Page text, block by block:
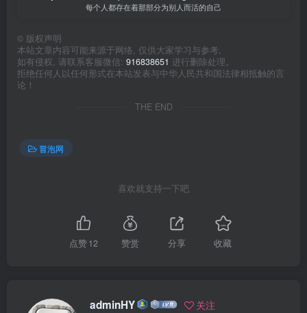
每个人都存在着那部分为别人而活的自己
© 版权声明
本站文章内容可能来源于网络, 仅供大家学习与参考,
如有侵权, 请联系客服微信: 916838651 进行删除处理。
拒绝任何人以任何形式在本站发表与中华人民共和国法律相抵触的言
论！
THE END
冒泡网
喜欢就支持一下吧
点赞12 赞赏 分享 收藏
adminHY 关注